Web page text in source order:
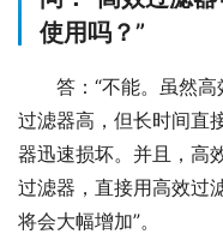
使用吗？”
答：“不能。虽然
过滤器高，但长时间直
器迅速损坏。并且，高
过滤器，直接用高效过
将会大幅增加”。